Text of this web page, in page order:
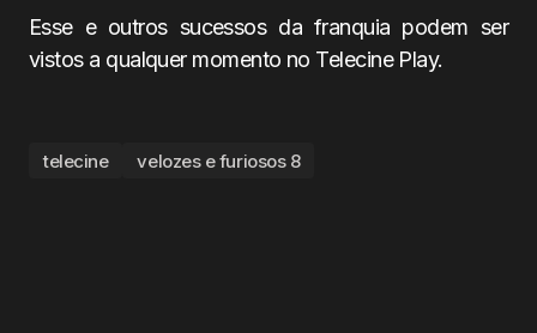
Esse e outros sucessos da franquia podem ser
vistos a qualquer momento no Telecine Play.
telecine velozes e furiosos 8